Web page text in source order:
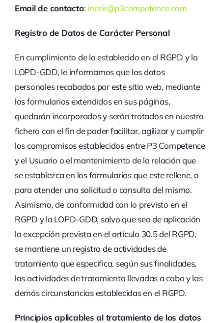
Email de contacto: inecir@p3competence.com
Registro de Datos de Carácter Personal
En cumplimiento de lo establecido en el RGPD y la
LOPD-GDD, le informamos que los datos
personales recabados por este sitio web, mediante
los formularios extendidos en sus páginas,
quedarán incorporados y serán tratados en nuestro
fichero con el fin de poder facilitar, agilizar y cumplir
los compromisos establecidos entre P3 Competence
y el Usuario o el mantenimiento de la relación que
se establezca en los formularios que este rellene, o
para atender una solicitud o consulta del mismo.
Asimismo, de conformidad con lo previsto en el
RGPD y la LOPD-GDD, salvo que sea de aplicación
la excepción prevista en el artículo 30.5 del RGPD,
se mantiene un registro de actividades de
tratamiento que especifica, según sus finalidades,
las actividades de tratamiento llevadas a cabo y las
demás circunstancias establecidas en el RGPD.
Principios aplicables al tratamiento de los datos